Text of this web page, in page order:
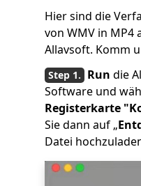
Hier sind die
von WMV in MP4
Allavsoft. Komm
Run die
Software und
Registerkarte
Sie dann auf „
Datei